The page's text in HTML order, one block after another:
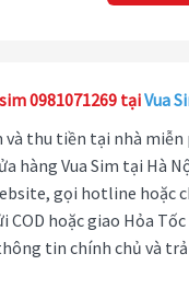
0981071269 tạiVua
và thu tiền tại nhà
hàng Vua Sim tại Hà
gọi hotline hoặc
COD hoặc giao Hỏa
tin chính chủ và